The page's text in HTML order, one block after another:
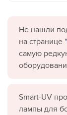
Не нашли
на странице "
самую
Smart-UV
лампы для